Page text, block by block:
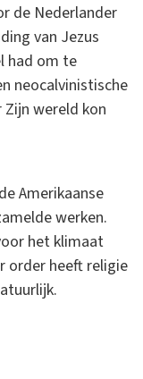
de Nederlander
van Jezus
had om te
neocalvinistische
wereld kon
Amerikaanse
werken.
het klimaat
order heeft religie